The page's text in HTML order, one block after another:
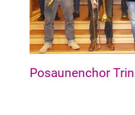
Posaunenchor